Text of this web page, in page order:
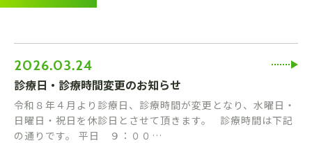
2026.03.24
診療日・診療時間変更のお知らせ
令和８年４月より診療日、診療時間が変更となり、水曜日・
日曜日・祝日を休診日とさせて頂きます。 診療時間は下記
の通りです。 平日 ９：００…